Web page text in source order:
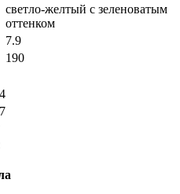
светло-желтый с зеленоватым
оттенком
7.9
190